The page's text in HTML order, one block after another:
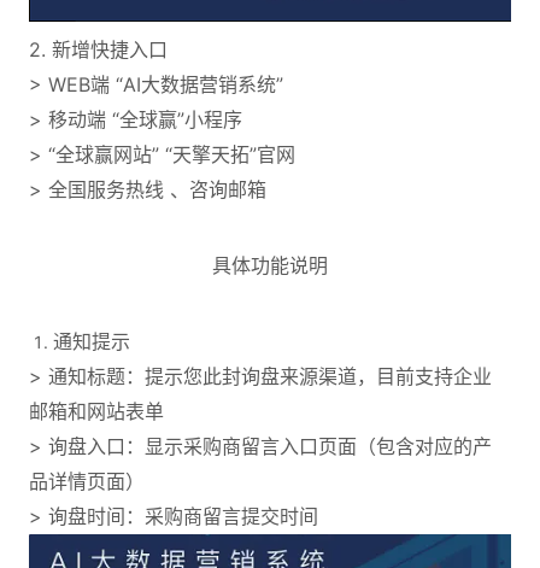
2. 新增快捷入口
> WEB端 “AI大数据营销系统”
> 移动端 “全球赢”小程序
> “全球赢网站” “天擎天拓”官网
> 全国服务热线 、咨询邮箱
具体功能说明
通知提示
> 通知标题：提示您此封询盘来源渠道，目前支持企业
邮箱和网站表单
> 询盘入口：显示采购商留言入口页面（包含对应的产
品详情页面）
> 询盘时间：采购商留言提交时间